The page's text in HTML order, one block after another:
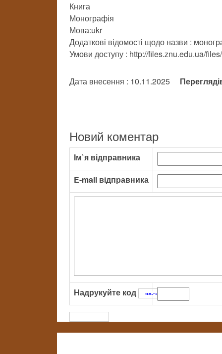
Книга
Монографія
Мова:ukr
Додаткові відомості щодо назви :
Умови доступу : http://files.znu.edu.ua/
Дата внесення : 10.11.2025
Новий коментар
Ім`я відправника
E-mail відправника
Надрукуйте код